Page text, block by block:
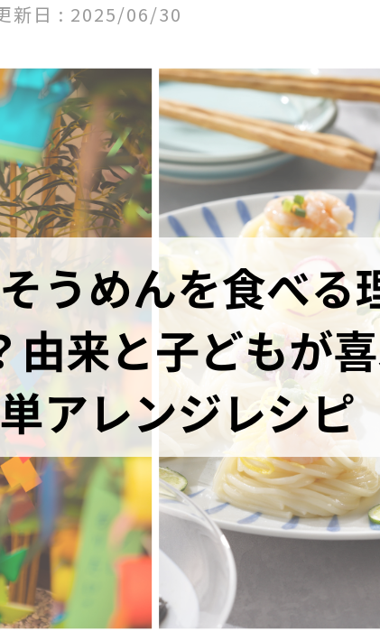
新日 : 2025/06/30